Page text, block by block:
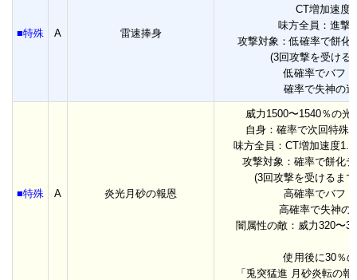
■特殊 A 雷速捧身
CT増加速度
味方全員：進撃
攻撃対象：低確率で餅化
(3回攻撃を受ける
低確率でバフ
確率で失神の
■特殊 A 炎光月砂の報恩
威力1500〜1540％の光
自身：確率で次回特殊
味方全員：CT増加速度
攻撃対象：確率で餅化
(3回攻撃を受けるま
高確率でバフ
高確率で失神の
闇属性の敵：威力320〜
使用後に30％
「兎突猛進 月砂炎転の